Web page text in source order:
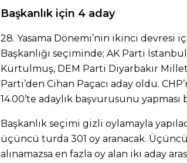
Başkanlık için 4 aday
28. Yasama Dönemi’nin ikinci devresi
Başkanlığı seçiminde; AK Parti
Kurtulmuş, DEM Parti Diyarbakır
Parti’den Cihan Paçacı aday oldu.
14.00’te adaylık başvurusunu yapması
Başkanlık seçimi gizli oylamayla
üçüncü turda 301 oy aranacak.
alınamazsa en fazla oy alan iki aday